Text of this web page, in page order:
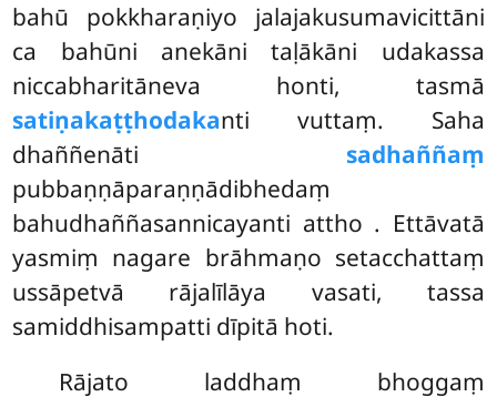
bahū pokkharaṇiyo jalajakusumavicittāni
ca bahūni anekāni taḷākāni udakassa
niccabharitāneva honti, tasmā
satiṇakaṭṭhodakanti vuttaṃ. Saha
dhaññenāti sadhaññaṃ
pubbaṇṇāparaṇṇādibhedaṃ
bahudhaññasannicayanti attho . Ettāvatā
yasmiṃ nagare brāhmaṇo setacchattaṃ
ussāpetvā rājalīlāya vasati, tassa
samiddhisampatti dīpitā hoti.
Rājato laddhaṃ bhoggaṃ